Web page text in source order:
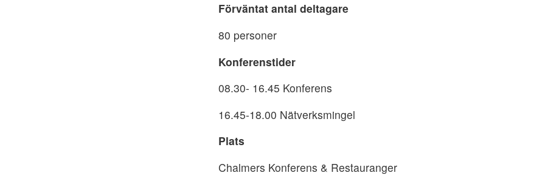
Förväntat antal deltagare
80 personer
Konferenstider
08.30- 16.45 Konferens
16.45-18.00 Nätverksmingel
Plats
Chalmers Konferens & Restauranger